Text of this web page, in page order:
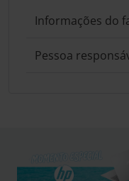
Informações do
Pessoa